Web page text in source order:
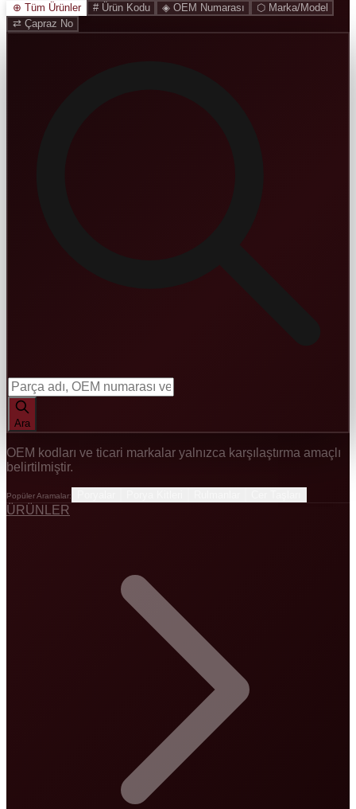
⊕ Tüm Ürünler # Ürün Kodu ◈ OEM Numarası ⬡ Marka/Model
⇄ Çapraz No
Ara
OEM kodları ve ticari markalar yalnızca karşılaştırma amaçlı
belirtilmiştir.
Popüler Aramalar:
ÜRÜNLER